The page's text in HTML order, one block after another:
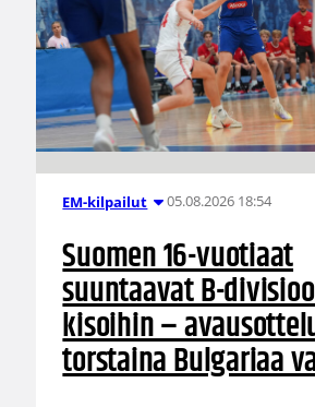
EM-kilpailut 05.08.2026 18:54
Suomen 16-vuotiaat
suuntaavat B-
kisoihin –
torstaina Bulgariaa